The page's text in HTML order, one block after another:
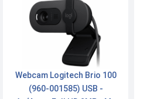
Webcam Logitech Brio 100
(960-001585) USB -